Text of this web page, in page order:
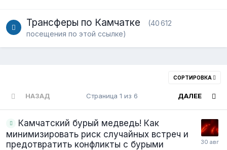
Трансферы по Камчатке
(40 612
посещения по этой ссылке)
СОРТИРОВКА
НАЗАД ДАЛЕЕ
Страница 1 из 6
Камчатский бурый медведь! Как
минимизировать риск случайных встреч и
предотвратить конфликты с бурыми